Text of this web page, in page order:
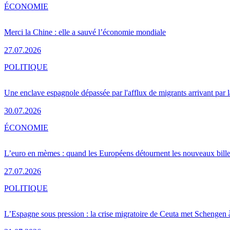
Merci la Chine : elle a sauvé l’économie mondiale
27.07.2026
ÉCONOMIE
Une enclave espagnole dépassée par l'afflux de migrants arrivant par
30.07.2026
POLITIQUE
L’euro en mèmes : quand les Européens détournent les nouveaux
27.07.2026
ÉCONOMIE
L’Espagne sous pression : la crise migratoire de Ceuta met Schengen
POLITIQUE